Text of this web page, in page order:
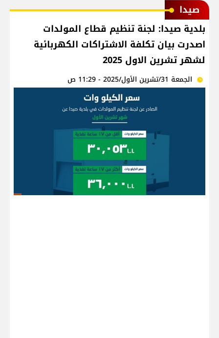
صيدا
بلدية صيدا: لجنة تنظيم قطاع المولدات
اصدرت بيان تكلفة الاشتراكات الكهربائية
لشهر تشرين الاول 2025
الجمعة 31/تشرين الأول/2025 - 11:29 ص